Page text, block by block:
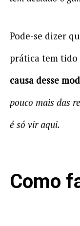
Pode-se dizer
prática tem tido
causa desse
pouco mais das
é só vir aqui.
Como